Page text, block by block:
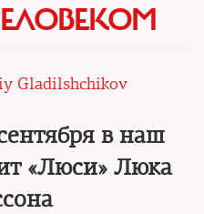
Gladilshchikov
в наш
«Люси» Люка